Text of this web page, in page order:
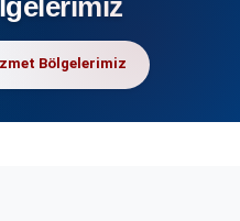
Bölgelerimiz